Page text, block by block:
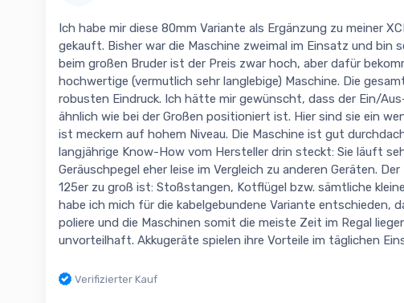
Ich habe mir diese 80mm Variante als Ergänzung zu meiner
gekauft. Bisher war die Maschine zweimal im Einsatz und bin
beim großen Bruder ist der Preis zwar hoch, aber dafür
hochwertige (vermutlich sehr langlebige) Maschine. Die
robusten Eindruck. Ich hätte mir gewünscht, dass der Ein/
ähnlich wie bei der Großen positioniert ist. Hier sind sie ein
ist meckern auf hohem Niveau. Die Maschine ist gut
langjährige Know-How vom Hersteller drin steckt: Sie läuft
Geräuschpegel eher leise im Vergleich zu anderen Geräten.
125er zu groß ist: Stoßstangen, Kotflügel bzw. sämtliche
habe ich mich für die kabelgebundene Variante entschieden,
poliere und die Maschinen somit die meiste Zeit im Regal
unvorteilhaft. Akkugeräte spielen ihre Vorteile im täglichen
Verifizierter Kauf